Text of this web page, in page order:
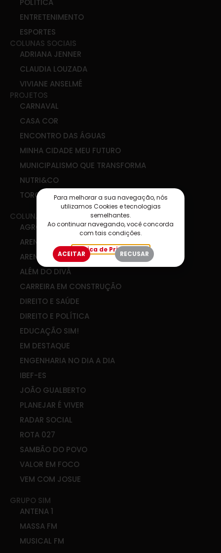
POLÍTICA
ENTRETENIMENTO
ESPORTES
COLUNAS SOCIAIS
ADRIANA JENNER
CLAUDIA LOUZADA
VIVIANE ANSELMÉ
PROJETOS
CARNAVAL
CASA COR
ENCONTRO DAS ÁGUAS
MINHA CIDADE MEU FUTURO
MUNICIPALISMO QUE TRANSFORMA
NUTRI&CO
TORCIDA SIM
COLUNAS
AGRO & COOP
ARENA DE IDEIAS
ARENA DIGITAL
ALÉM DO DIVÃ
CARREIRA EM CONSTRUÇÃO
DIREITO E SAÚDE
DIREITO E POLÍTICA
EDUCAÇÃO SIM!
EM DESTAQUE
ENGENHARIA NO DIA A DIA
IBEF-ES
JOÃO GUALBERTO
PLANEJAR É VIVER
RADAR SOCIAL
ROTA 027
SAMBÃO DO POVO
VALOR EM FOCO
VEM COM JOSUE
GRUPO SIM
ANTENA 1
MASSA FM
MUSICAL FM
Para melhorar a sua navegação, nós
utilizamos Cookies e tecnologias
semelhantes.
Ao continuar navegando, você concorda
com tais condições.
Política de Privacidade
ACEITAR RECUSAR